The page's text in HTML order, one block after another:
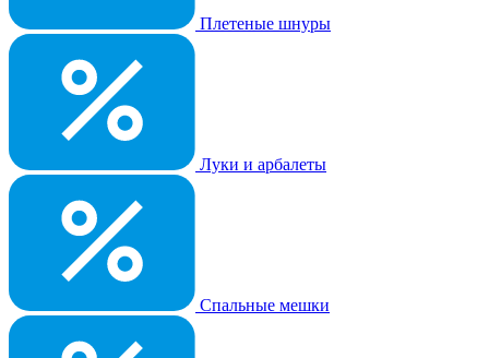
Плетеные шнуры
Луки и арбалеты
Спальные мешки